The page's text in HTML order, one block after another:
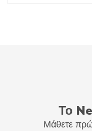
9.74€.
Το
Μάθετε